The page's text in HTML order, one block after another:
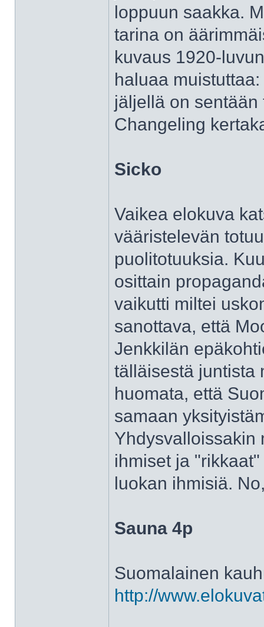
loppuun saakka.
tarina on
kuvaus 1920-
haluaa
jäljellä on
Changeling
Sicko
Vaikea elokuva
vääristelevän
puolitotuuksia.
osittain
vaikutti miltei
sanottava, että
Jenkkilän
tälläisestä juntista
huomata, että
samaan
Yhdysvalloissakin
ihmiset ja
luokan ihmisiä.
Sauna 4p
Suomalainen
http://